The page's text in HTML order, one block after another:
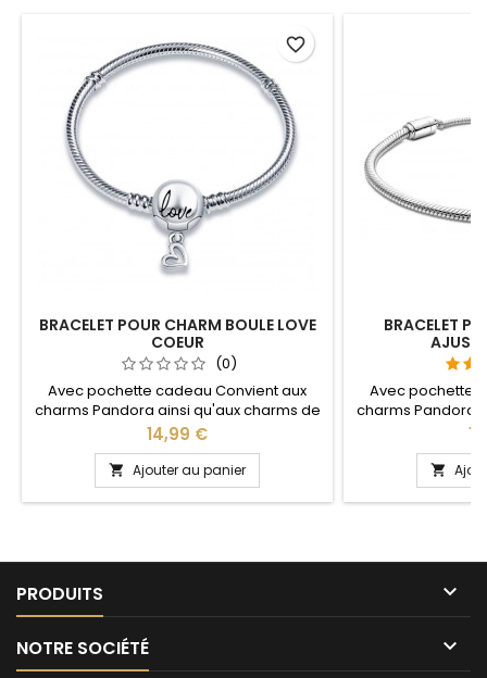
BRACELET POUR CHARM BOULE LOVE
COEUR
(0)
Avec pochette cadeau Convient aux
charms Pandora ainsi qu'aux charms de
notre site idéal pour : Noël, Saint Valentin,
anniversaire, anniversaire de mariage
Plusieurs tailles disponible : 17, 18, 19, 20, 21
cm Pour la dimensions nous conseillons
2cm en plus par rapport à la
Prix
14,99 €
 Ajouter au panier
favorite_border
BRACELET
Avec pochette
charms Pandora
notre site idéal
anniversaire,
partie
pour passer
pression sur le

PRODUITS 
NOTRE SOCIÉTÉ 